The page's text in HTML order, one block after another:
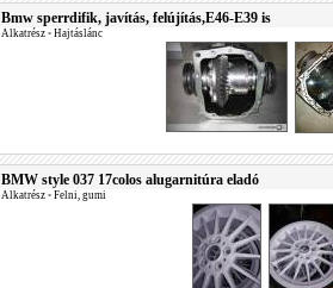
Bmw sperrdifik, javítás, felújítás,E46-E39 is
Alkatrész • Hajtáslánc
BMW style 037 17colos alugarnitúra eladó
Alkatrész • Felni, gumi